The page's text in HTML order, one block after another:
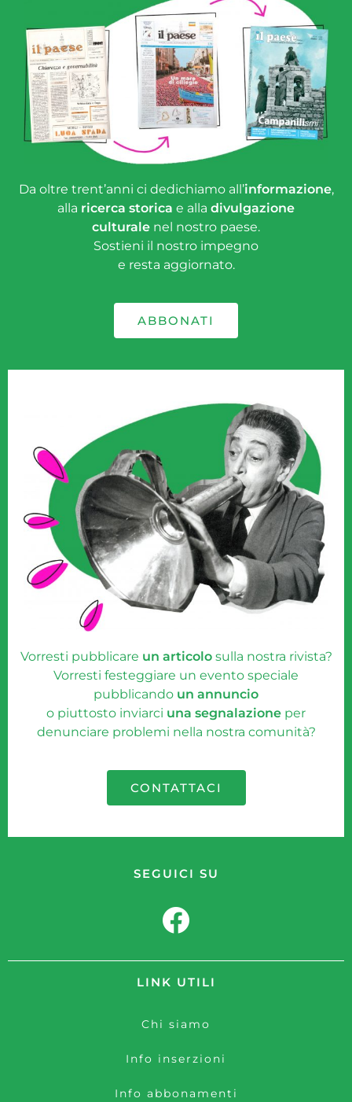
Da oltre trent’anni ci dedichiamo all’informazione,
alla ricerca storica e alla divulgazione
culturale nel nostro paese.
Sostieni il nostro impegno
e resta aggiornato.
ABBONATI
Vorresti pubblicare un articolosulla nostra rivista?
Vorresti festeggiare un evento speciale
pubblicando un annuncio
o piuttosto inviarci una segnalazione per
denunciare problemi nella nostra comunità?
CONTATTACI
LINK UTILI
Chi siamo
Info inserzioni
Info abbonamenti
SEGUICI SU